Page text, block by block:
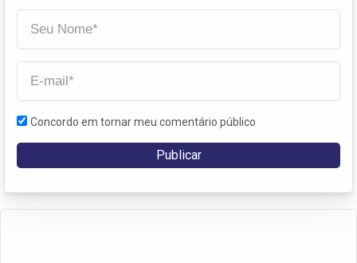
Concordo em tornar meu comentário público